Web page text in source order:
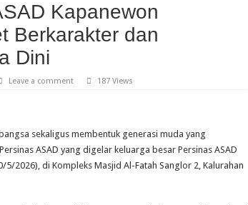
Kapanewon
Berkarakter dan
Dini
Leave a comment 187 Views
sekaligus membentuk generasi muda yang
ASAD yang digelar keluarga besar Persinas ASAD
2026), di Kompleks Masjid Al-Fatah Sanglor 2, Kalurahan